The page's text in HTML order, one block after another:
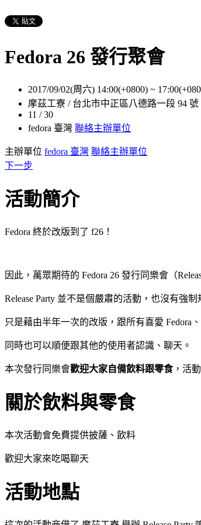
Fedora 26 發行聚會
2017/09/02(周六) 14:00(+0800) ~
摩茲工寮 / 台北市中正區八德路一段 94 號
11 / 30
fedora 臺灣 聯絡主辦單位
主辦單位 fedora 臺灣 聯絡主辦單位
下一步
活動簡介
Fedora 終於改版到了 f26！
因此，萬眾期待的 Fedora 26 發行同樂會（
Release Party 並不是個嚴肅的活動，也沒有強制
只是藉由半年一次的改版，跟所有喜愛 Fedora
同時也可以順便跟其他的使用者認識、聊天。
本次發行同樂會歡迎大家自備飲料跟零食，活
關於飲料與零食
本次活動會免費提供披薩、飲料
歡迎大家來吃喝聊天
活動地點